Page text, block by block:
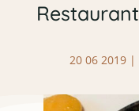
20 06 2019 |